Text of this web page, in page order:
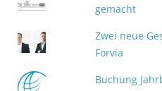
gemacht
Zwei neue
Forvia
Buchung